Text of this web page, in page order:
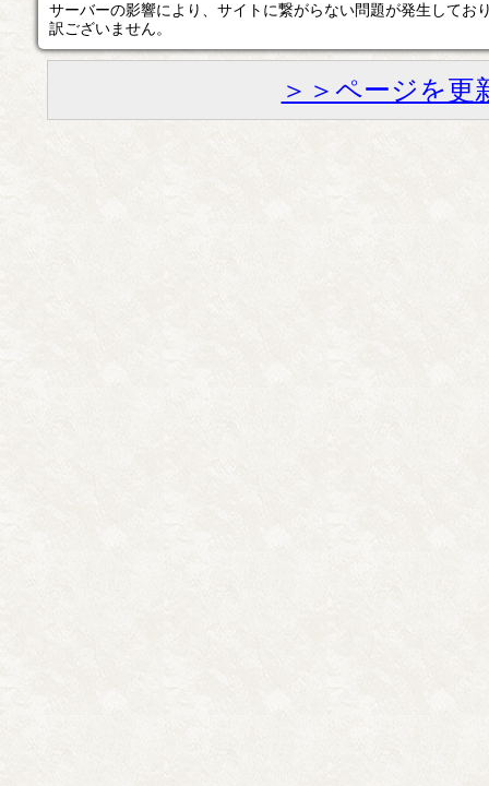
サーバーの影響により、サイトに繋がらない問題が発生してお
訳ございません。
＞＞ページを更